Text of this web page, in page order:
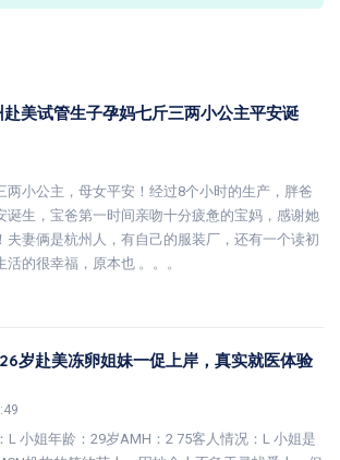
美试管生子孕妈七斤三两小公主平安诞
两小公主，母女平安！经过8个小时的生产，胖爸
诞生，宝爸第一时间亲吻十分疲惫的宝妈，感谢她
夫妻俩是杭州人，有自己的服装厂，还有一个读初
活的很幸福，原本也 。。。
26岁赴美冻卵姐妹一促上岸，真实就医体验
L 小姐年龄：29岁AMH：2 75客人情况：L 小姐是